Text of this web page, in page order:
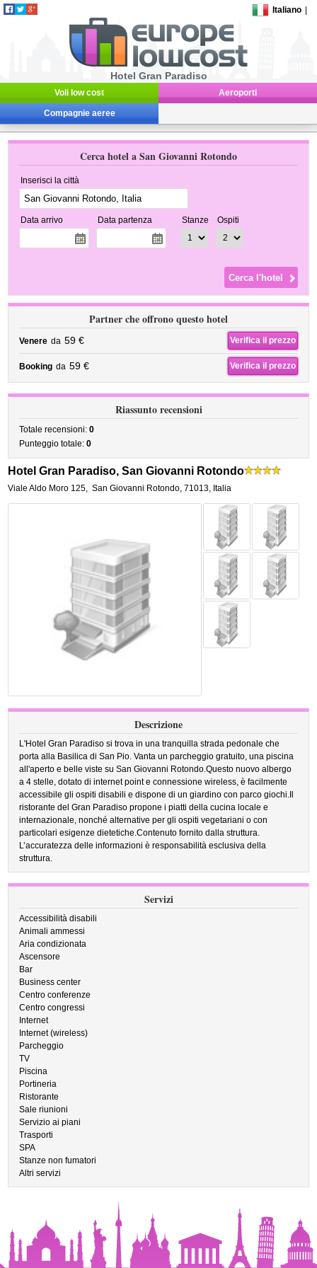
Italiano
Hotel Gran Paradiso
Voli low cost Aeroporti
Compagnie aeree
Cerca hotel a San Giovanni Rotondo
Inserisci la città
Data arrivo Data partenza Stanze Ospiti
Partner che offrono questo hotel
Venere da 59 € Verifica il prezzo
Booking da 59 € Verifica il prezzo
Riassunto recensioni
Totale recensioni:0
Punteggio totale:0
Hotel Gran Paradiso, San Giovanni Rotondo
Viale Aldo Moro 125, San Giovanni Rotondo,71013, Italia
Descrizione
L'Hotel Gran Paradiso si trova in una tranquilla strada pedonale che
porta alla Basilica di San Pio. Vanta un parcheggio gratuito, una piscina
all'aperto e belle viste su San Giovanni Rotondo.Questo nuovo albergo
a 4 stelle, dotato di internet point e connessione wireless, è facilmente
accessibile gli ospiti disabili e dispone di un giardino con parco giochi.Il
ristorante del Gran Paradiso propone i piatti della cucina locale e
internazionale, nonché alternative per gli ospiti vegetariani o con
particolari esigenze dietetiche.Contenuto fornito dalla struttura.
L’accuratezza delle informazioni è responsabilità esclusiva della
struttura.
Servizi
Accessibilità disabili
Animali ammessi
Aria condizionata
Ascensore
Bar
Business center
Centro conferenze
Centro congressi
Internet
Internet (wireless)
Parcheggio
TV
Piscina
Portineria
Ristorante
Sale riunioni
Servizio ai piani
Trasporti
SPA
Stanze non fumatori
Altri servizi